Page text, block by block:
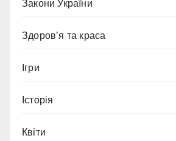
Закони України
Здоров’я та краса
Ігри
Історія
Квіти